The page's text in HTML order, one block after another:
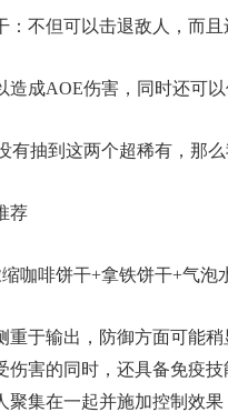
：不但可以击退敌人，而且
造成AOE伤害，同时还可
有抽到这两个超稀有，那
荐
咖啡饼干+拿铁饼干+气泡
重于输出，防御方面可能
伤害的同时，还具备免疫
聚集在一起并施加控制效